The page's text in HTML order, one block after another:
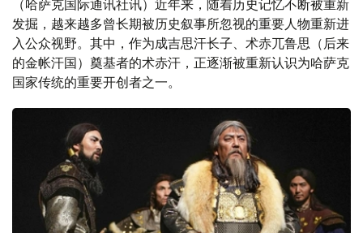
（哈萨克国际通讯社讯）近年来，随着历史记忆不断被重新
发掘，越来越多曾长期被历史叙事所忽视的重要人物重新进
入公众视野。其中，作为成吉思汗长子、术赤兀鲁思（后来
的金帐汗国）奠基者的术赤汗，正逐渐被重新认识为哈萨克
国家传统的重要开创者之一。